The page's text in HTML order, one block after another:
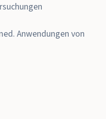
Anwendungen von